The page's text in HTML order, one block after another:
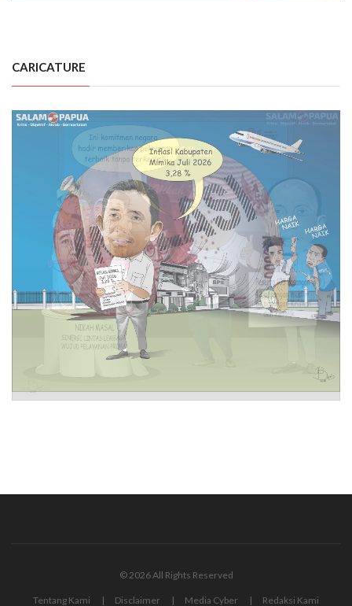
CARICATURE
© 2026 All Rights Reserved
Tentang Kami Disclaimer Media Cyber Redaksi Kami